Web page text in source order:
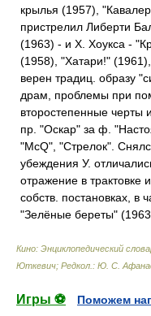
крылья (1957),
пристрелил Либерти
(1963) - и X. Хоукса -
(1958), "Хатари!"
верен традиц. образу
драм, проблемы при
второстепенные черты
пр. "Оскар" за ф.
"McQ", "Стрелок".
убеждения У.
отражение в трактовке
собств. постановках, в
"Зелёные береты"
Кино: Энциклопедический
Юткевич; Редкол.: Ю. С.
Игры ⚽
Поможем